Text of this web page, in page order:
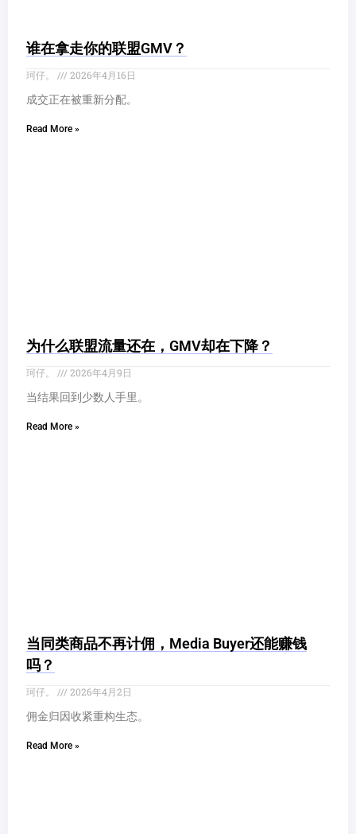
谁在拿走你的联盟GMV？
珂仔。
2026年4月16日
成交正在被重新分配。
Read More »
为什么联盟流量还在，GMV却在下降？
珂仔。
2026年4月9日
当结果回到少数人手里。
Read More »
当同类商品不再计佣，Media Buyer还能赚钱
吗？
珂仔。
2026年4月2日
佣金归因收紧重构生态。
Read More »